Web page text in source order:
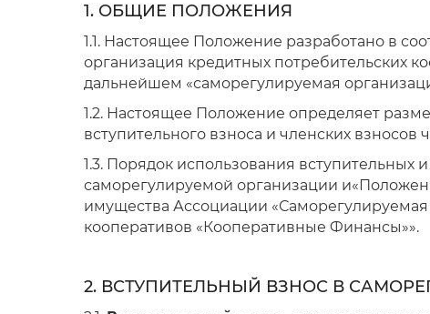
1. ОБЩИЕ ПОЛОЖЕНИЯ
1.1. Настоящее Положение разработано в
организация кредитных потребительских
дальнейшем «саморегулируемая
1.2. Настоящее Положение определяет
вступительного взноса и членских
1.3. Порядок использования вступительных
саморегулируемой организации и
имущества Ассоциации
кооперативов «Кооперативные Финансы»».
2. ВСТУПИТЕЛЬНЫЙ ВЗНОС В